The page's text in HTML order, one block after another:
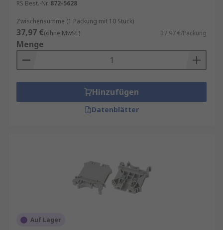
RS Best.-Nr. 872-5628
Zwischensumme (1 Packung mit 10 Stück)
37,97 €(ohne MwSt.) 37,97 €/Packung
Menge
Hinzufügen
Datenblätter
Auf Lager